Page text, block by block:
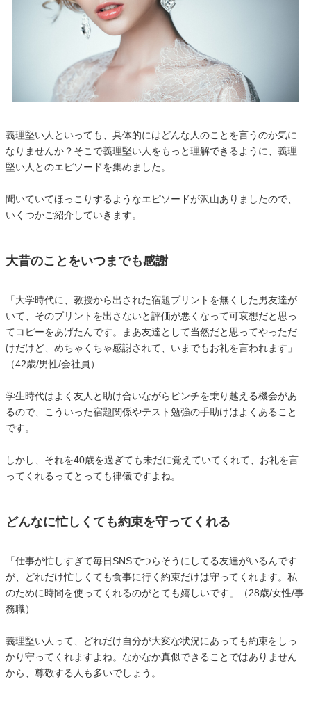
義理堅い人といっても、具体的にはどんな人のことを言うのか気に
なりませんか？そこで義理堅い人をもっと理解できるように、義理
堅い人とのエピソードを集めました。
聞いていてほっこりするようなエピソードが沢山ありましたので、
いくつかご紹介していきます。
大昔のことをいつまでも感謝
「大学時代に、教授から出された宿題プリントを無くした男友達が
いて、そのプリントを出さないと評価が悪くなって可哀想だと思っ
てコピーをあげたんです。まあ友達として当然だと思ってやっただ
けだけど、めちゃくちゃ感謝されて、いまでもお礼を言われます」
（42歳/男性/会社員）
学生時代はよく友人と助け合いながらピンチを乗り越える機会があ
るので、こういった宿題関係やテスト勉強の手助けはよくあること
です。
しかし、それを40歳を過ぎても未だに覚えていてくれて、お礼を言
ってくれるってとっても律儀ですよね。
どんなに忙しくても約束を守ってくれる
「仕事が忙しすぎて毎日SNSでつらそうにしてる友達がいるんです
が、どれだけ忙しくても食事に行く約束だけは守ってくれます。私
のために時間を使ってくれるのがとても嬉しいです」（28歳/女性/事
務職）
義理堅い人って、どれだけ自分が大変な状況にあっても約束をしっ
かり守ってくれますよね。なかなか真似できることではありません
から、尊敬する人も多いでしょう。